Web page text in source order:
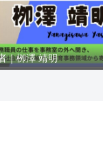
｜栁澤 靖明